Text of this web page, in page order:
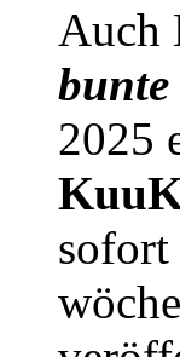
Auch
2025
sofort